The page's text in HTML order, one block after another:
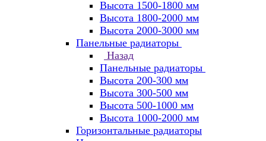
Высота 1500-1800 мм
Высота 1800-2000 мм
Высота 2000-3000 мм
Панельные радиаторы
Назад
Панельные радиаторы
Высота 200-300 мм
Высота 300-500 мм
Высота 500-1000 мм
Высота 1000-2000 мм
Горизонтальные радиаторы